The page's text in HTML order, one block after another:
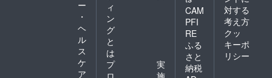
ー
・
ヘ
ル
ス
ケ
ア
ィ
ン
グ
と
は
プ
ロ
実
施
CAM
PFI
RE
ふる
さと
納税
対する
考え方
クッ
キーポ
リシー